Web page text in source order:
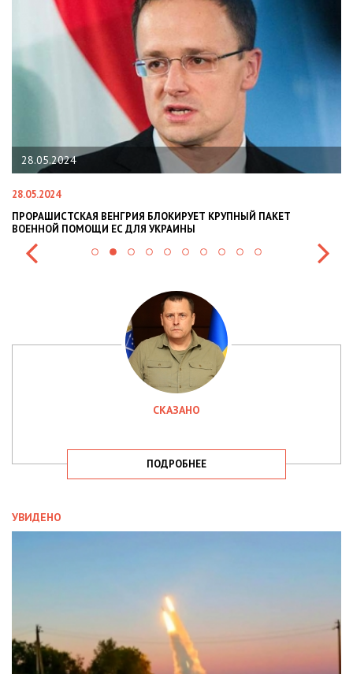
28.05.2024
28.05.2024
ПРОРАШИСТСКАЯ ВЕНГРИЯ БЛОКИРУЕТ КРУПНЫЙ ПАКЕТ
ВОЕННОЙ ПОМОЩИ ЕС ДЛЯ УКРАИНЫ
СКАЗАНО
ПОДРОБНЕЕ
УВИДЕНО